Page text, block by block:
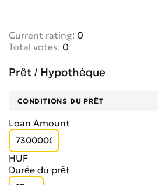
Current rating: 0
Total votes: 0
Prêt / Hypothèque
CONDITIONS DU PRÊT
Loan Amount
HUF
Durée du prêt